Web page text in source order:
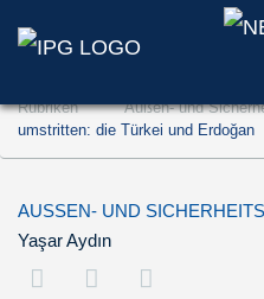
Zum Inhalt
Zur Suche springen
Rubriken Außen- und
umstritten: die Türkei und Erdoğan
AUSSEN- UND
Yaşar Aydın